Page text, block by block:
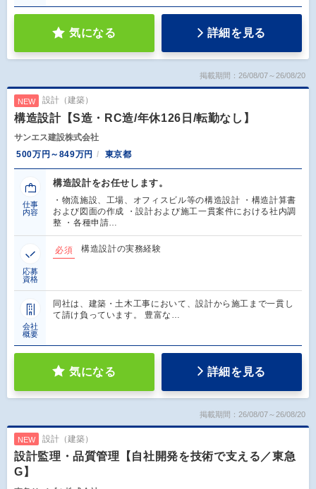
気になる 詳細を見る
掲載期間：26/08/07～26/08/20
NEW 設計（建築）
構造設計【S造・RC造/年休126日/転勤なし】
サンエス建設株式会社
500万円～849万円
東京都
仕事
内容
構造設計をお任せします。
・物流施設、工場、オフィスビル等の構造設計 ・構造計算書
および図面の作成 ・設計および施工一貫案件における社内調
整 ・各種申請…
応募
資格
必須 構造設計の実務経験
会社
概要
同社は、建築・土木工事において、設計から施工まで一貫し
て請け負っています。 豊富な…
気になる 詳細を見る
掲載期間：26/08/07～26/08/20
NEW 設計（建築）
設計監理・品質管理【自社開発を技術で支える／東急
G】